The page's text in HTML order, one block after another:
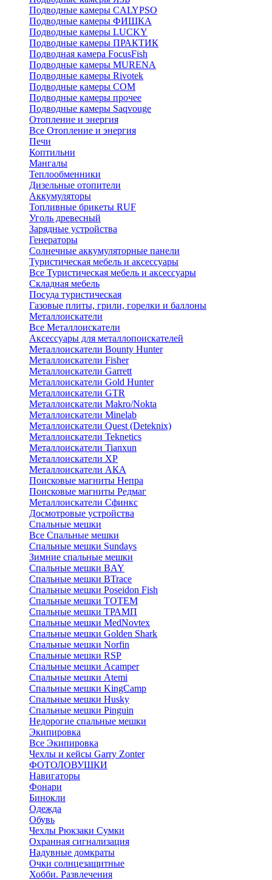
Подводные камеры CALYPSO
Подводные камеры ФИШКА
Подводные камеры LUCKY
Подводные камеры ПРАКТИК
Подводная камера FocusFish
Подводные камеры MURENA
Подводные камеры Rivotek
Подводные камеры СОМ
Подводные камеры прочее
Подводные камеры Saqvouge
Отопление и энергия
Все Отопление и энергия
Печи
Коптильни
Мангалы
Теплообменники
Дизельные отопители
Аккумуляторы
Топливные брикеты RUF
Уголь древесный
Зарядные устройства
Генераторы
Солнечные аккумуляторные панели
Туристическая мебель и аксессуары
Все Туристическая мебель и аксессуары
Складная мебель
Посуда туристическая
Газовые плиты, грили, горелки и баллоны
Металлоискатели
Все Металлоискатели
Аксессуары для металлопоискателей
Металлоискатели Bounty Hunter
Металлоискатели Fisher
Металлоискатели Garrett
Металлоискатели Gold Hunter
Металлоискатели GTR
Металлоискатели Makro/Nokta
Металлоискатели Minelab
Металлоискатели Quest (Deteknix)
Металлоискатели Teknetics
Металлоискатели Tianxun
Металлоискатели XP
Металлоискатели АКА
Поисковые магниты Непра
Поисковые магниты Редмаг
Металлоискатели Сфинкс
Досмотровые устройства
Спальные мешки
Все Спальные мешки
Спальные мешки Sundays
Зимние спальные мешки
Спальные мешки BAY
Спальные мешки BTrace
Спальные мешки Poseidon Fish
Спальные мешки ТОТЕМ
Спальные мешки ТРАМП
Cпальные мешки MedNovtex
Спальные мешки Golden Shark
Спальные мешки Norfin
Спальные мешки RSP
Спальные мешки Acamper
Спальные мешки Atemi
Спальные мешки KingCamp
Спальные мешки Husky
Спальные мешки Pinguin
Недорогие спальные мешки
Экипировка
Все Экипировка
Чехлы и кейсы Garry Zonter
ФОТОЛОВУШКИ
Навигаторы
Фонари
Бинокли
Одежда
Обувь
Чехлы Рюкзаки Сумки
Охранная сигнализация
Надувные домкраты
Очки солнцезащитные
Хобби. Развлечения